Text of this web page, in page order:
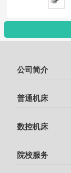
公司简介
普通机床
数控机床
院校服务